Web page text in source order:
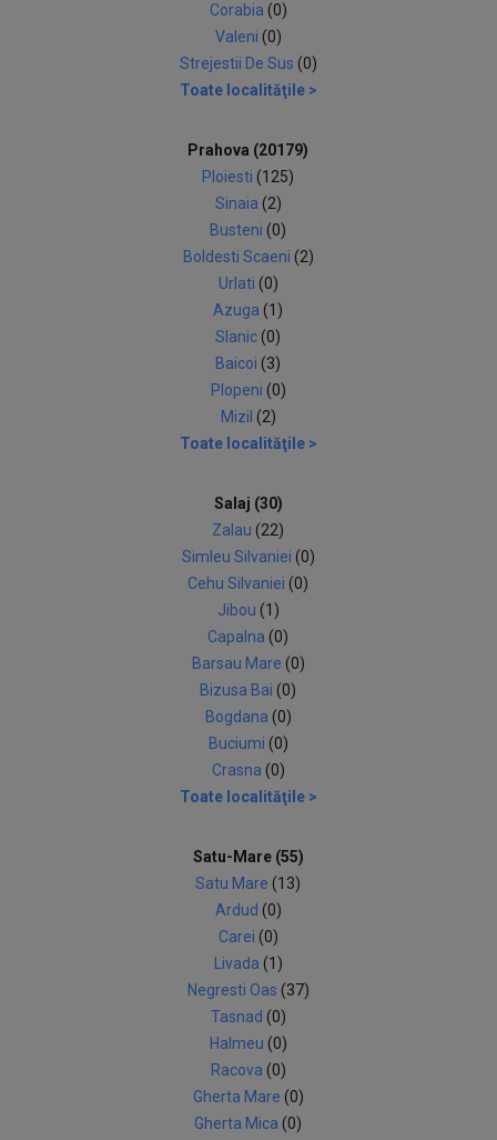
Corabia (0)
Valeni (0)
Strejestii De Sus (0)
Toate localităţile >
Prahova (20179)
Ploiesti (125)
Sinaia (2)
Busteni (0)
Boldesti Scaeni (2)
Urlati (0)
Azuga (1)
Slanic (0)
Baicoi (3)
Plopeni (0)
Mizil (2)
Toate localităţile >
Salaj (30)
Zalau (22)
Simleu Silvaniei (0)
Cehu Silvaniei (0)
Jibou (1)
Capalna (0)
Barsau Mare (0)
Bizusa Bai (0)
Bogdana (0)
Buciumi (0)
Crasna (0)
Toate localităţile >
Satu-Mare (55)
Satu Mare (13)
Ardud (0)
Carei (0)
Livada (1)
Negresti Oas (37)
Tasnad (0)
Halmeu (0)
Racova (0)
Gherta Mare (0)
Gherta Mica (0)